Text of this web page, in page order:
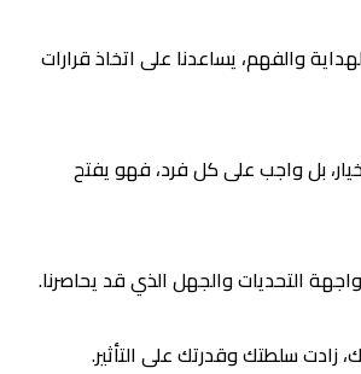
والفهم، يساعدنا على اتخاذ قرارات
بل واجب على كل فرد، فهو يفتح
التحديات والجهل الذي قد يحاصرنا.
زادت سلطتك وقدرتك على التأثير.